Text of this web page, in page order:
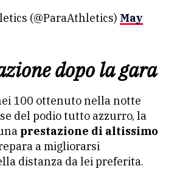
(@ParaAthletics) May
dopo la gara
100 ottenuto nella notte
del podio tutto azzurro, la
prestazione di altissimo
a migliorarsi
distanza da lei preferita.